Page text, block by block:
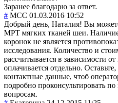
Заранее благодарю за ответ.
# MCC 01.03.2016 10:52
Добрый день, Наталия! Вы
МРТ мягких тканей шеи.
коронок не является
исследования. Количество и
рассчитывается в зависимости
оплачивается отдельно.
контактные данные, чтоб
подробно проконсультировать
вопросам.